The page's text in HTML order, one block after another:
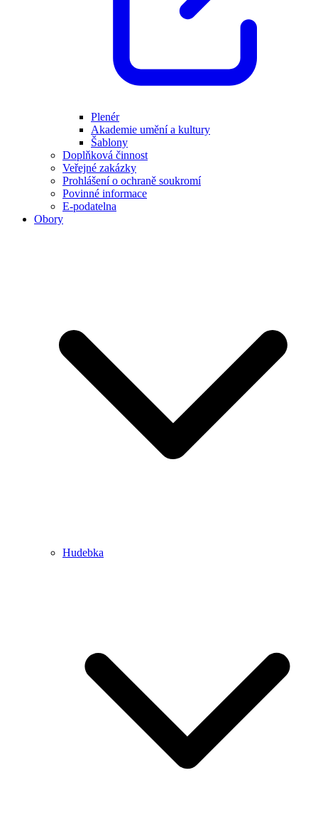
Plenér
Akademie umění a kultury
Šablony
Doplňková činnost
Veřejné zakázky
Prohlášení o ochraně soukromí
Povinné informace
E-podatelna
Obory
Hudebka